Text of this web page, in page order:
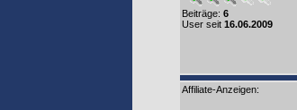
Beiträge: 6
User seit 16.06.2009
Affiliate-Anzeigen: